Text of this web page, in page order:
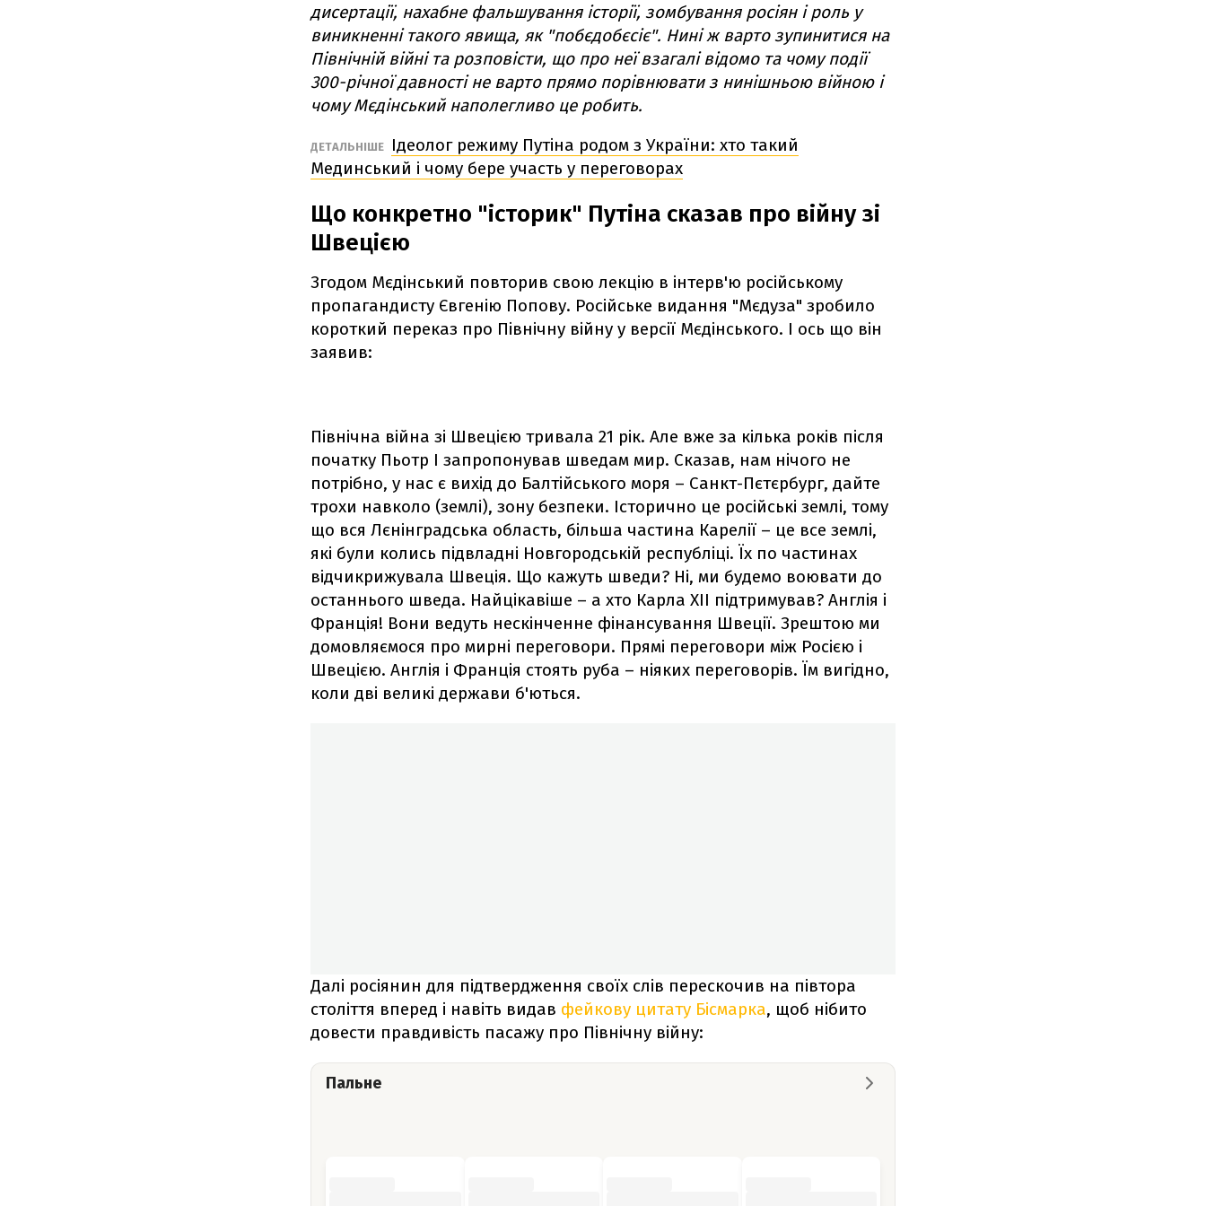
дисертації, нахабне фальшування історії, зомбування росіян і роль у
виникненні такого явища, як "побєдобєсіє". Нині ж варто зупинитися на
Північній війні та розповісти, що про неї взагалі відомо та чому події
300-річної давності не варто прямо порівнювати з нинішньою війною і
чому Мєдінський наполегливо це робить.
ДЕТАЛЬНІШЕ
Ідеолог режиму Путіна родом з України: хто такий
Мединський і чому бере участь у переговорах
Що конкретно "історик" Путіна сказав про війну зі
Швецією
Згодом Мєдінський повторив свою лекцію в інтерв'ю російському
пропагандисту Євгенію Попову. Російське видання "Мєдуза" зробило
короткий переказ про Північну війну у версії Мєдінського. І ось що він
заявив:
Північна війна зі Швецією тривала 21 рік. Але вже за кілька років після
початку Пьотр I запропонував шведам мир. Сказав, нам нічого не
потрібно, у нас є вихід до Балтійського моря – Санкт-Пєтєрбург, дайте
трохи навколо (землі), зону безпеки. Історично це російські землі, тому
що вся Лєнінградська область, більша частина Карелії – це все землі,
які були колись підвладні Новгородській республіці. Їх по частинах
відчикрижувала Швеція. Що кажуть шведи? Ні, ми будемо воювати до
останнього шведа. Найцікавіше – а хто Карла XII підтримував? Англія і
Франція! Вони ведуть нескінченне фінансування Швеції. Зрештою ми
домовляємося про мирні переговори. Прямі переговори між Росією і
Швецією. Англія і Франція стоять руба – ніяких переговорів. Їм вигідно,
коли дві великі держави б'ються.
Далі росіянин для підтвердження своїх слів перескочив на півтора
століття вперед і навіть видав фейкову цитату Бісмарка, щоб нібито
довести правдивість пасажу про Північну війну:
Пальне